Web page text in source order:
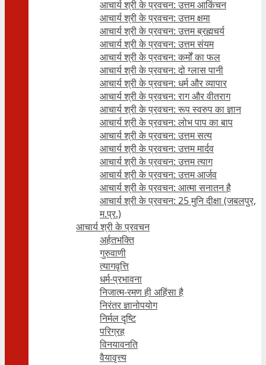
आचार्य श्री के प्रवचन: उत्तम आकिंचन
आचार्य श्री के प्रवचन: उत्तम क्षमा
आचार्य श्री के प्रवचन: उत्तम ब्रह्मचर्य
आचार्य श्री के प्रवचन: उत्तम संयम
आचार्य श्री के प्रवचन: कर्मों का फल
आचार्य श्री के प्रवचन: दो ग्लास पानी
आचार्य श्री के प्रवचन: धर्म और व्यापार
आचार्य श्री के प्रवचन: राग और वीतराग
आचार्य श्री के प्रवचन: रूप स्वरुप का ज्ञान
आचार्य श्री के प्रवचन: लोभ पाप का बाप
आचार्य श्री के प्रवचन: उत्तम सत्य
आचार्य श्री के प्रवचन: उत्तम मार्दव
आचार्य श्री के प्रवचन: उत्तम त्याग
आचार्य श्री के प्रवचन: उत्तम आर्जव
आचार्य श्री के प्रवचन: आत्मा सनातन है
आचार्य श्री के प्रवचन: 25 मुनि दीक्षा (जबलपुर,
म.प्र.)
आचार्य श्री के प्रवचन
अर्हतभक्ति
गुरुवाणी
त्यागवृत्ति
धर्म-प्रभावना
निजात्म-रमण ही अहिंसा है
निरंतर ज्ञानोपयोग
निर्मल दृष्टि
परिग्रह
विनयावनति
वैयावृत्त्य